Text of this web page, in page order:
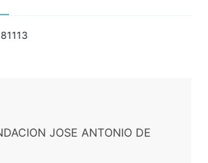
JOSE ANTONIO DE